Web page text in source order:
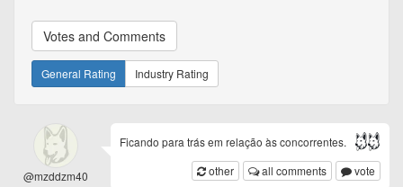
Votes and Comments
General Rating Industry Rating
@mzddzm40
Ficando para trás em relação às concorrentes.
other
all comments vote